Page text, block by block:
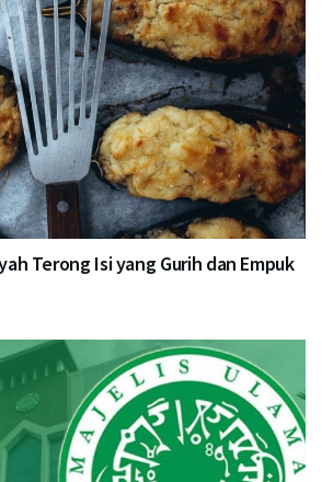
Terong Isi yang Gurih dan Empuk